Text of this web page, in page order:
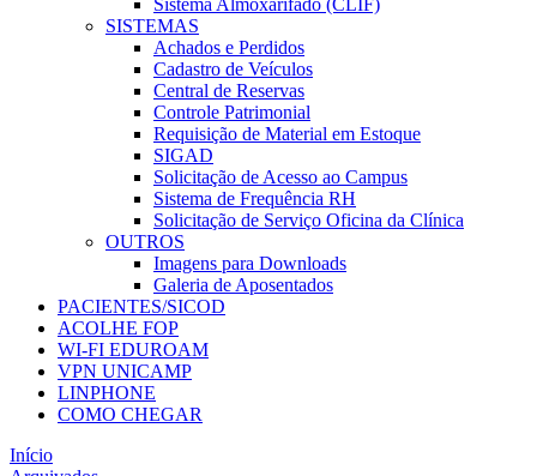
Sistema Almoxarifado (CLIF)
SISTEMAS
Achados e Perdidos
Cadastro de Veículos
Central de Reservas
Controle Patrimonial
Requisição de Material em Estoque
SIGAD
Solicitação de Acesso ao Campus
Sistema de Frequência RH
Solicitação de Serviço Oficina da Clínica
OUTROS
Imagens para Downloads
Galeria de Aposentados
PACIENTES/SICOD
ACOLHE FOP
WI-FI EDUROAM
VPN UNICAMP
LINPHONE
COMO CHEGAR
Início